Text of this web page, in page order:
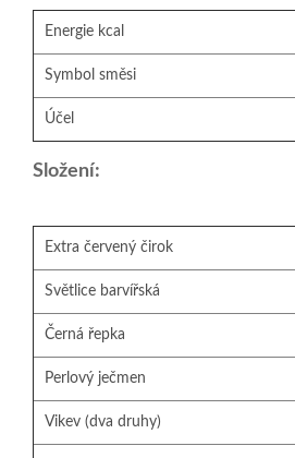
Energie kcal
Symbol směsi
Účel
Složení:
Extra červený čirok
Světlice barvířská
Černá řepka
Perlový ječmen
Vikev (dva druhy)